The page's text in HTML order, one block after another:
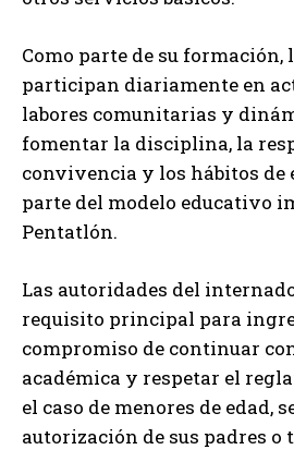
Como parte de su formación,
participan diariamente en
labores comunitarias y
fomentar la disciplina, la
convivencia y los hábitos de
parte del modelo educativo
Pentatlón.
Las autoridades del
requisito principal para
compromiso de continuar
académica y respetar el
el caso de menores de edad,
autorización de sus padres o